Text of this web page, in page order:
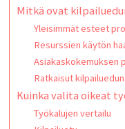
Mitkä ovat
Yleisimmät esteet
Resurssien käytön
Asiakaskokemuksen
Ratkaisut
Kuinka valita oikeat
Työkalujen vertailu